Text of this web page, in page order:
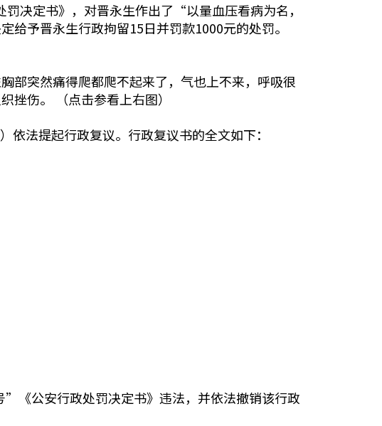
决定书》，对晋永生作出了“以量血压看病为名，
予晋永生行政拘留15日并罚款1000元的处罚。
部突然痛得爬都爬不起来了，气也上不来，呼吸很
挫伤。 （点击参看上右图）
法提起行政复议。行政复议书的全文如下：
《公安行政处罚决定书》违法，并依法撤销该行政